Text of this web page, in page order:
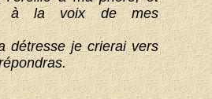
à la voix de mes
détresse je crierai vers